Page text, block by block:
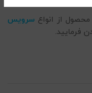
از انواع سرویس
فرمایید.